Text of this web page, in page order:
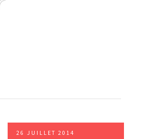
26 JUILLET 2014